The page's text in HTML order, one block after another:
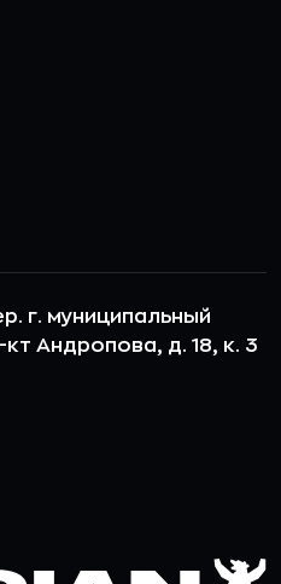
г. муниципальный
Андропова, д. 18, к. 3